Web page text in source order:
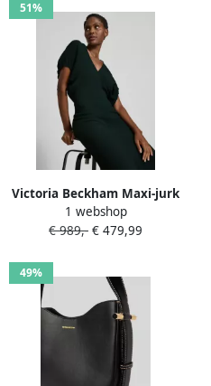
51%
Victoria Beckham Maxi-jurk
met V-hals
1 webshop
€ 989,- € 479,99
49%